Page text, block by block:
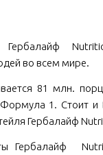
Гербалайф
во всем мире.
81 млн.
1. Стоит
Гербалайф
Гербалайф